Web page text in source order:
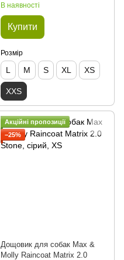
В наявності
Купити
Розмір
L M S XL XS
XXS
Акційні пропозиції
−25%
Дощовик для собак Max &
Molly Raincoat Matrix 2.0